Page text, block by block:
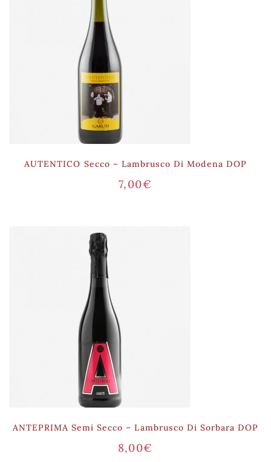
AUTENTICO Secco – Lambrusco Di Modena DOP
7,00€
ANTEPRIMA Semi Secco – Lambrusco Di Sorbara DOP
8,00€